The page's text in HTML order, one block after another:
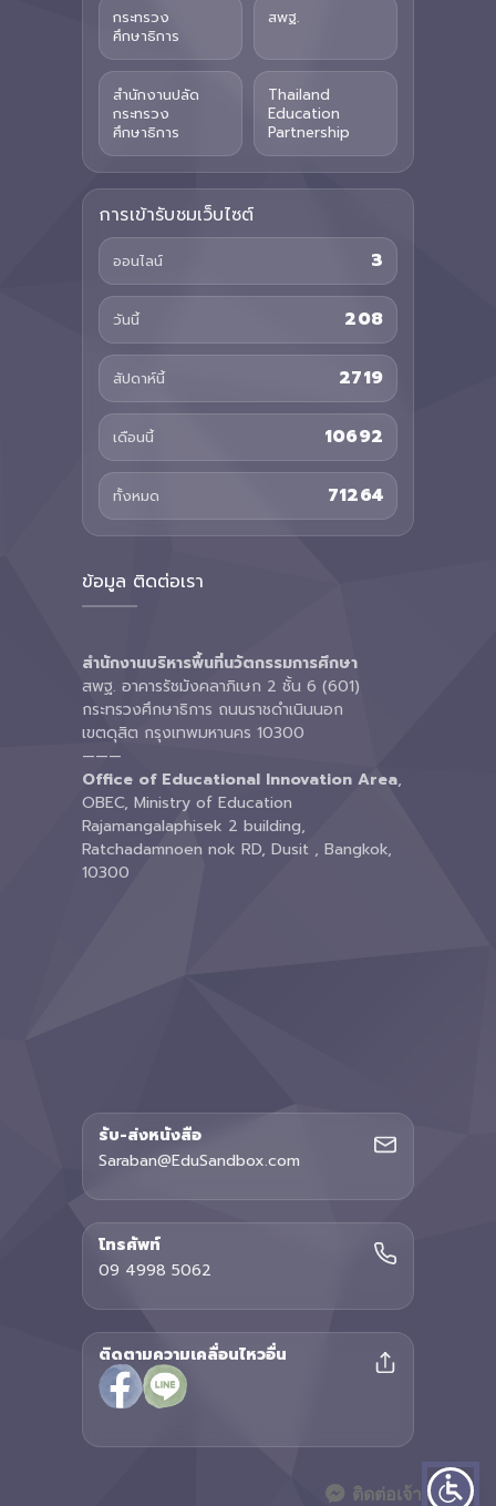
กระทรวง
ศึกษาธิการ
สพฐ.
สำนักงานปลัด
กระทรวง
ศึกษาธิการ
Thailand
Education
Partnership
การเข้ารับชมเว็บไซต์
ออนไลน์ 3
วันนี้ 208
สัปดาห์นี้ 2719
เดือนนี้ 10692
ทั้งหมด 71264
ข้อมูล ติดต่อเรา
สำนักงานบริหารพื้นที่นวัตกรรมการศึกษา
สพฐ. อาคารรัชมังคลาภิเษก 2 ชั้น 6 (601)
กระทรวงศึกษาธิการ ถนนราชดำเนินนอก
เขตดุสิต กรุงเทพมหานคร 10300
———
Office of Educational Innovation Area,
OBEC, Ministry of Education
Rajamangalaphisek 2 building,
Ratchadamnoen nok RD, Dusit , Bangkok,
10300
รับ-ส่งหนังสือ
Saraban@EduSandbox.com
โทรศัพท์
09 4998 5062
ติดตามความเคลื่อนไหวอื่น
ติดต่อเจ้าหน้าที่